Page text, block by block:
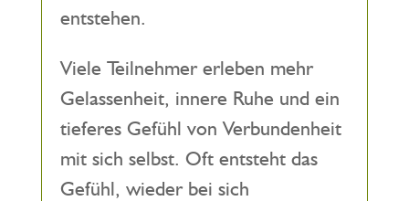
entstehen.
Viele Teilnehmer erleben mehr
Gelassenheit, innere Ruhe und ein
tieferes Gefühl von Verbundenheit
mit sich selbst. Oft entsteht das
Gefühl, wieder bei sich